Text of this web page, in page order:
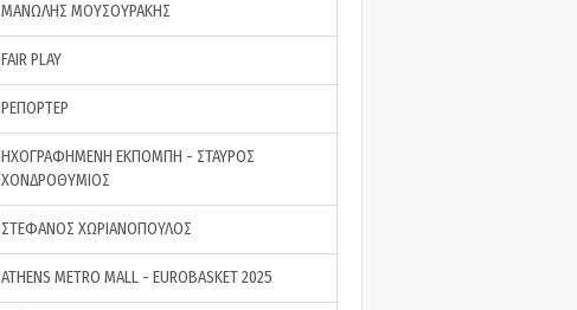
ΜΑΝΩΛΗΣ ΜΟΥΣΟΥΡΑΚΗΣ
FAIR PLAY
ΡΕΠΟΡΤΕΡ
ΗΧΟΓΡΑΦΗΜΕΝΗ ΕΚΠΟΜΠΗ - ΣΤΑΥΡΟΣ
ΧΟΝΔΡΟΘΥΜΙΟΣ
ΣΤΕΦΑΝΟΣ ΧΩΡΙΑΝΟΠΟΥΛΟΣ
ATHENS METRO MALL - EUROBASKET 2025